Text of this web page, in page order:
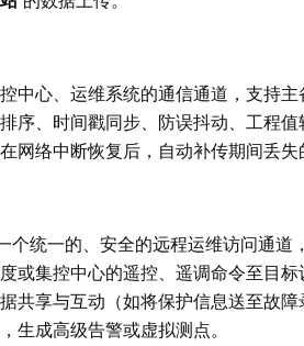
中心、运维系统的通信通道，支持主
序、时间戳同步、防误抖动、工程值
网络中断恢复后，自动补传期间丢失
个统一的、安全的远程运维访问通道
或集控中心的遥控、遥调命令至目标
共享与互动（如将保护信息送至故障
生成高级告警或虚拟测点。